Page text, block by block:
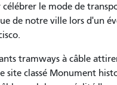
célébrer le mode de
de notre ville lors d'un
tramways à câble
site classé Monument